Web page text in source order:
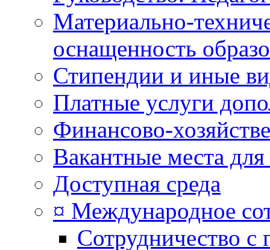
Материально-
оснащенность
Стипендии и иные
Платные услуги
Финансово-
Вакантные места для
Доступная среда
¤ Международное
Сотрудничество